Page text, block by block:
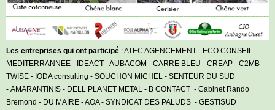
Les entreprises qui ont participé :ATEC AGENCEMENT - ECO CONSEIL
MEDITERRANNEE - IDEACT - AUBACOM - CARRE BLEU - CREAP - C2MB -
TWISE - IODA consulting - SOUCHON MICHEL - SENTEUR DU SUD
- AMARANTINIS - DELL PLANET METAL - B CONTACT - Cabinet Rando
Bremond - DU MAÏRE - AOA - SYNDICAT DES PALUDS - GESTISUD